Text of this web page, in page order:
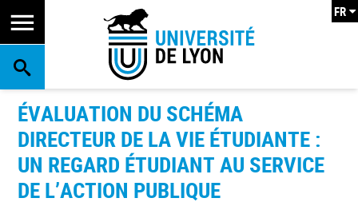
RECHERCHE
FR
ÉVALUATION DU SCHÉMA
DIRECTEUR DE LA VIE ÉTUDIANTE :
UN REGARD ÉTUDIANT AU SERVICE
DE L’ACTION PUBLIQUE